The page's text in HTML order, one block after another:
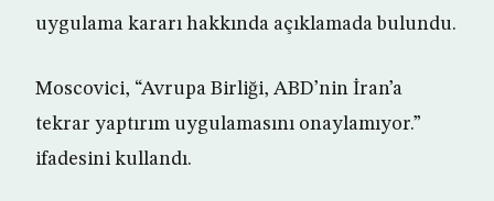
uygulama kararı hakkında açıklamada bulundu.
Moscovici, “Avrupa Birliği, ABD’nin İran’a
tekrar yaptırım uygulamasını onaylamıyor.”
ifadesini kullandı.